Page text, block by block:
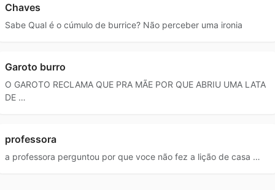
Chaves
Sabe Qual é o cúmulo de burrice? Não perceber uma ironia
Garoto burro
O GAROTO RECLAMA QUE PRA MÃE POR QUE ABRIU UMA LATA
DE …
professora
a professora perguntou por que voce não fez a lição de casa …